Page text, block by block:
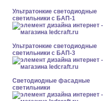
Ультратонкие светодиодные
светильники с БАП-1
Ультратонкие светодиодные
светильники с БАП-3
Светодиодные фасадные
светильники